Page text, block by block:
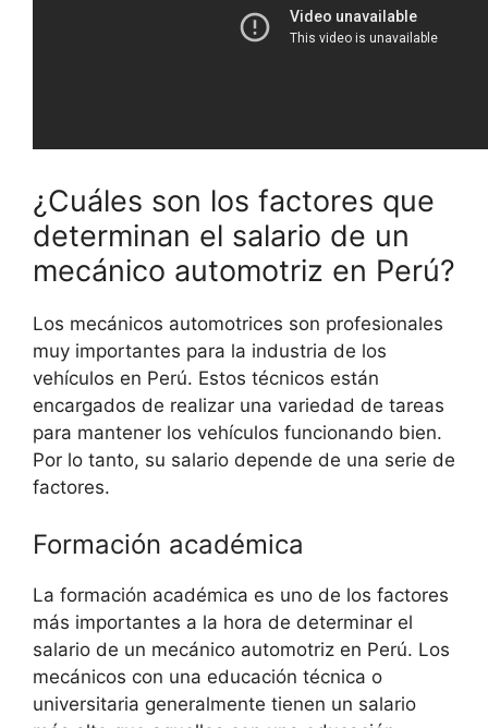
¿Cuáles son los factores que
determinan el salario de un
mecánico automotriz en Perú?
Los mecánicos automotrices son profesionales
muy importantes para la industria de los
vehículos en Perú. Estos técnicos están
encargados de realizar una variedad de tareas
para mantener los vehículos funcionando bien.
Por lo tanto, su salario depende de una serie de
factores.
Formación académica
La formación académica es uno de los factores
más importantes a la hora de determinar el
salario de un mecánico automotriz en Perú. Los
mecánicos con una educación técnica o
universitaria generalmente tienen un salario